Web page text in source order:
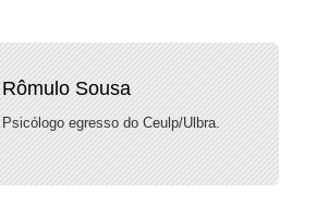
Rômulo Sousa
Psicólogo egresso do Ceulp/Ulbra.